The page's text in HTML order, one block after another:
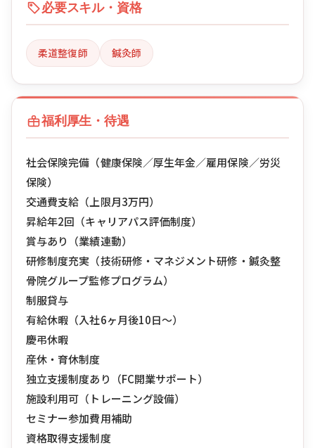
必要スキル・資格
柔道整復師 鍼灸師
福利厚生・待遇
社会保険完備（健康保険／厚生年金／雇用保険／労災
保険）
交通費支給（上限月3万円）
昇給年2回（キャリアパス評価制度）
賞与あり（業績連動）
研修制度充実（技術研修・マネジメント研修・鍼灸整
骨院グループ監修プログラム）
制服貸与
有給休暇（入社6ヶ月後10日〜）
慶弔休暇
産休・育休制度
独立支援制度あり（FC開業サポート）
施設利用可（トレーニング設備）
セミナー参加費用補助
資格取得支援制度